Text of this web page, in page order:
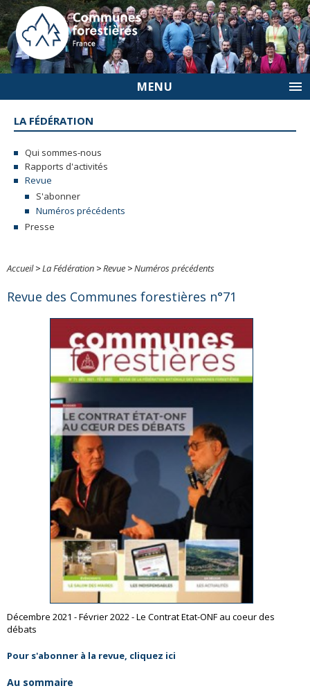
MENU
LA FÉDÉRATION
Qui sommes-nous
Rapports d'activités
Revue
S'abonner
Numéros précédents
Presse
Accueil>La Fédération >Revue >Numéros précédents
Revue des Communes forestières n°71
Décembre 2021 - Février 2022 - Le Contrat Etat-ONF au coeur des
débats
Pour s'abonner à la revue, cliquez ici
Au sommaire